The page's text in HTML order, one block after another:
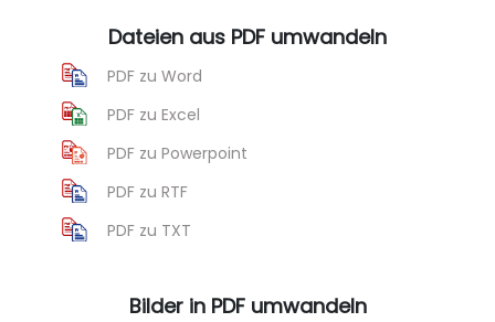
Dateien aus PDF umwandeln
PDF zu Word
PDF zu Excel
PDF zu Powerpoint
PDF zu RTF
PDF zu TXT
Bilder in PDF umwandeln